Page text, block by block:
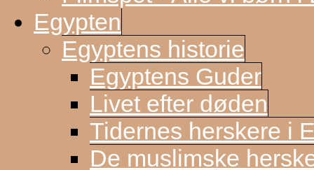
Egypten
Egyptens historie
Egyptens Guder
Livet efter døden
Tidernes herskere i
De muslimske